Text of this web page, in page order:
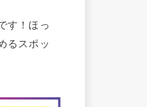
す！ほっ
るスポッ